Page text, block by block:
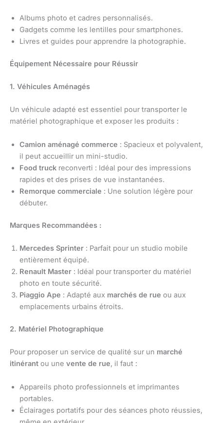
Albums photo et cadres personnalisés.
Gadgets comme les lentilles pour smartphones.
Livres et guides pour apprendre la photographie.
Équipement Nécessaire pour Réussir
1. Véhicules Aménagés
Un véhicule adapté est essentiel pour transporter le
matériel photographique et exposer les produits :
Camion aménagé commerce : Spacieux et polyvalent,
il peut accueillir un mini-studio.
Food truck reconverti : Idéal pour des impressions
rapides et des prises de vue instantanées.
Remorque commerciale : Une solution légère pour
débuter.
Marques Recommandées :
Mercedes Sprinter : Parfait pour un studio mobile
entièrement équipé.
Renault Master : Idéal pour transporter du matériel
photo en toute sécurité.
Piaggio Ape : Adapté aux marchés de rue ou aux
emplacements urbains étroits.
2. Matériel Photographique
Pour proposer un service de qualité sur un marché
itinérant ou une vente de rue, il faut :
Appareils photo professionnels et imprimantes
portables.
Éclairages portatifs pour des séances photo réussies,